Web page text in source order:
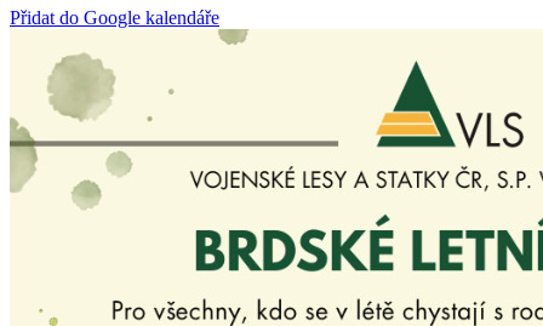
Přidat do Google kalendáře